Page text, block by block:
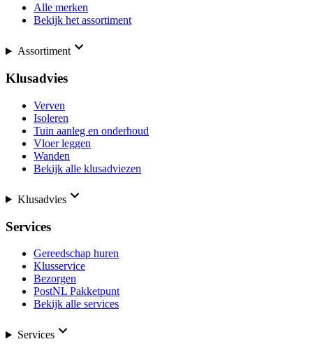
Alle merken
Bekijk het assortiment
Assortiment
Klusadvies
Verven
Isoleren
Tuin aanleg en onderhoud
Vloer leggen
Wanden
Bekijk alle klusadviezen
Klusadvies
Services
Gereedschap huren
Klusservice
Bezorgen
PostNL Pakketpunt
Bekijk alle services
Services